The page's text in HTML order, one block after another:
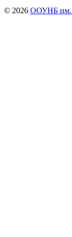
© 2026 ООУНБ им.